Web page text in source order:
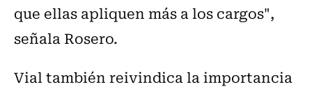
que ellas apliquen más a los cargos",
señala Rosero.
Vial también reivindica la importancia